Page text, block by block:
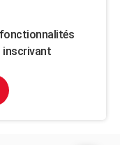
inscrivant